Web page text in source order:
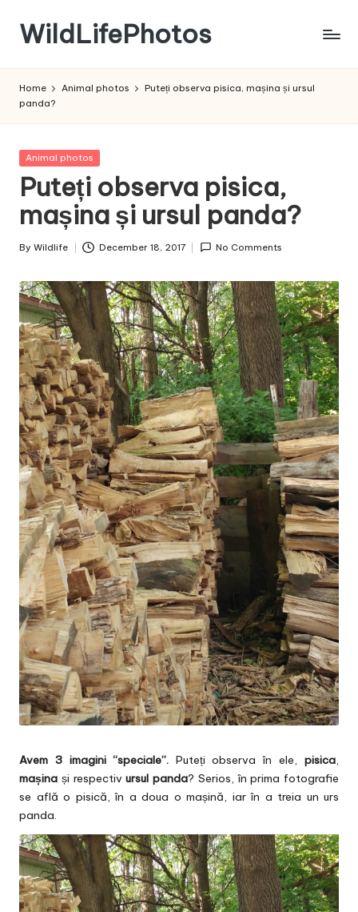
Skip
content
WildLifePhotos
its
Home Animal photos
Puteți observa pisica, mașina și ursul
panda?
Posted
Animal photos
Puteți observa pisica,
mașina și ursul panda?
Posted
By Wildlife December 18, 2017 No Comments
Avem 3 imagini “speciale”.Puteți observa în ele, pisica,
mașina și respectivursul panda? Serios, în prima fotografie
se află o pisică, în a doua o mașină, iar în a treia un urs
panda.